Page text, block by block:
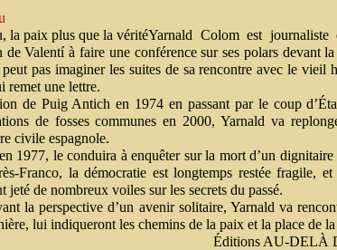
Yarnald Colom est journaliste
de Valentí à faire une conférence sur ses polars devant
pas imaginer les suites de sa rencontre avec le vieil
remet une lettre.
de Puig Antich en 1974 en passant par le coup
de fosses communes en 2000, Yarnald va
civile espagnole.
1977, le conduira à enquêter sur la mort d’un
Franco, la démocratie est longtemps restée fragile,
jeté de nombreux voiles sur les secrets du passé.
la perspective d’un avenir solitaire, Yarnald va
lui indiqueront les chemins de la paix et la place de
Éditions AU-DELÀ